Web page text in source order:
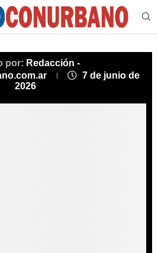
por: Redacción -
7 de junio de
2026